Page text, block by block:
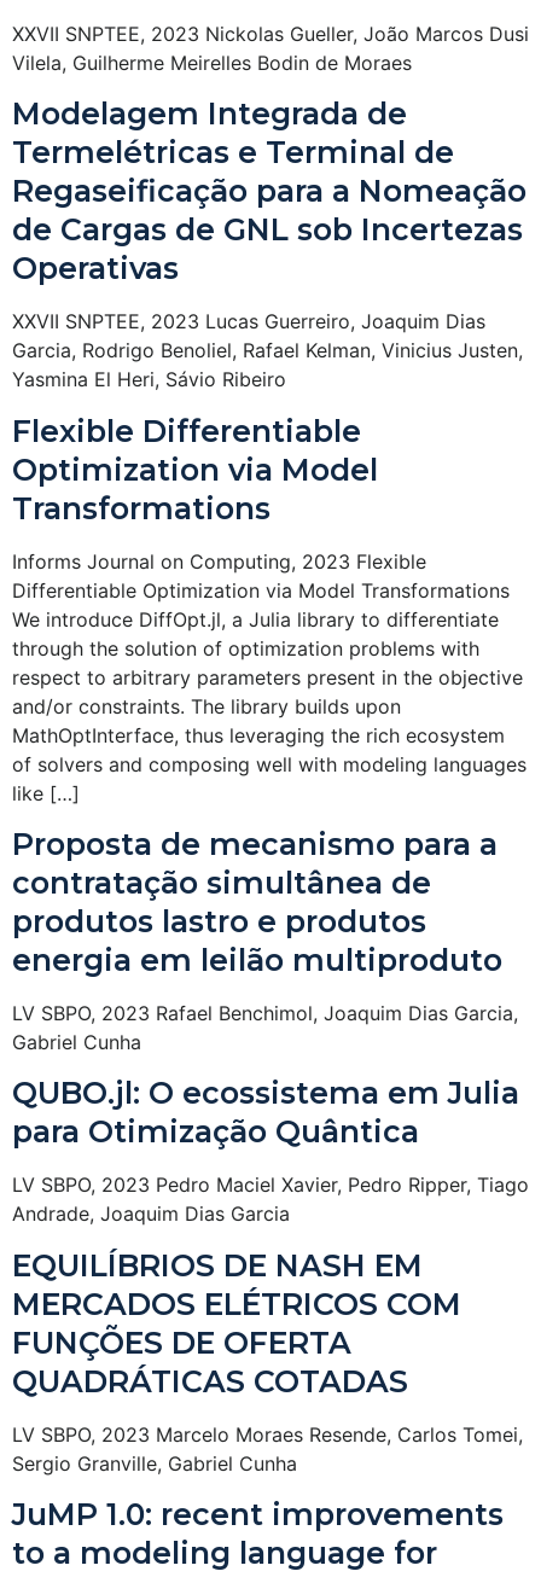
XXVII SNPTEE, 2023 Nickolas Gueller, João Marcos Dusi
Vilela, Guilherme Meirelles Bodin de Moraes
Modelagem Integrada de
Termelétricas e Terminal de
Regaseificação para a Nomeação
de Cargas de GNL sob Incertezas
Operativas
XXVII SNPTEE, 2023 Lucas Guerreiro, Joaquim Dias
Garcia, Rodrigo Benoliel, Rafael Kelman, Vinicius Justen,
Yasmina El Heri, Sávio Ribeiro
Flexible Differentiable
Optimization via Model
Transformations
Informs Journal on Computing, 2023 Flexible
Differentiable Optimization via Model Transformations
We introduce DiffOpt.jl, a Julia library to differentiate
through the solution of optimization problems with
respect to arbitrary parameters present in the objective
and/or constraints. The library builds upon
MathOptInterface, thus leveraging the rich ecosystem
of solvers and composing well with modeling languages
like […]
Proposta de mecanismo para a
contratação simultânea de
produtos lastro e produtos
energia em leilão multiproduto
LV SBPO, 2023 Rafael Benchimol, Joaquim Dias Garcia,
Gabriel Cunha
QUBO.jl: O ecossistema em Julia
para Otimização Quântica
LV SBPO, 2023 Pedro Maciel Xavier, Pedro Ripper, Tiago
Andrade, Joaquim Dias Garcia
EQUILÍBRIOS DE NASH EM
MERCADOS ELÉTRICOS COM
FUNÇÕES DE OFERTA
QUADRÁTICAS COTADAS
LV SBPO, 2023 Marcelo Moraes Resende, Carlos Tomei,
Sergio Granville, Gabriel Cunha
JuMP 1.0: recent improvements
to a modeling language for